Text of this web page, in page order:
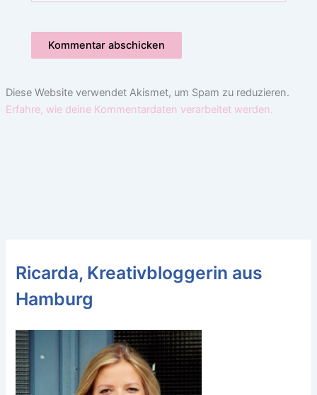
Diese Website verwendet Akismet, um Spam zu reduzieren.
Erfahre, wie deine Kommentardaten verarbeitet werden.
Ricarda, Kreativbloggerin aus
Hamburg